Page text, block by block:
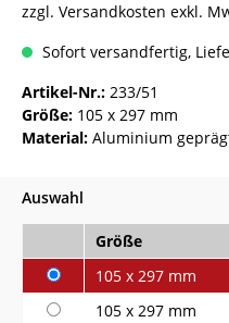
zzgl. Versandkosten exkl.
Sofort versandfertig,
Artikel-Nr.: 233/51
Größe: 105 x 297 mm
Material: Aluminium
Auswahl
Größe
105 x 297 mm
105 x 297 mm